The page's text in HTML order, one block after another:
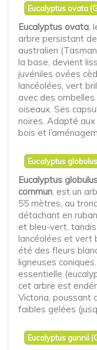
Eucalyptus ovata
Eucalyptus ovata,
arbre persistant
australien
la base, devient
juvéniles ovées
lancéolées, vert
avec des
oiseaux. Ses
noires. Adapté
bois et
Eucalyptus
Eucalyptus
commun, est un
55 mètres, au
détachant en
et bleu-vert,
lancéolées et vert
été des fleurs
ligneuses
essentielle
cet arbre est
Victoria, poussant
faibles gelées
Eucalyptus gunnii